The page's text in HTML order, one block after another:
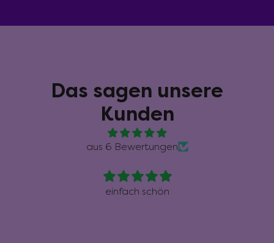
Das sagen unsere
Kunden
aus 6 Bewertungen
einfach schön